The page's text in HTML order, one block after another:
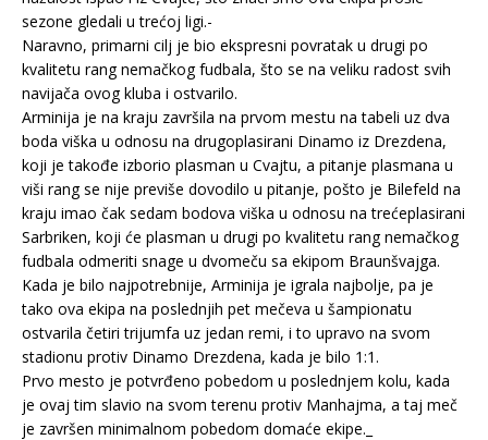
sezone gledali u trećoj ligi.-
Naravno, primarni cilj je bio ekspresni povratak u drugi po
kvalitetu rang nemačkog fudbala, što se na veliku radost svih
navijača ovog kluba i ostvarilo.
Arminija je na kraju završila na prvom mestu na tabeli uz dva
boda viška u odnosu na drugoplasirani Dinamo iz Drezdena,
koji je takođe izborio plasman u Cvajtu, a pitanje plasmana u
viši rang se nije previše dovodilo u pitanje, pošto je Bilefeld na
kraju imao čak sedam bodova viška u odnosu na trećeplasirani
Sarbriken, koji će plasman u drugi po kvalitetu rang nemačkog
fudbala odmeriti snage u dvomeču sa ekipom Braunšvajga.
Kada je bilo najpotrebnije, Arminija je igrala najbolje, pa je
tako ova ekipa na poslednjih pet mečeva u šampionatu
ostvarila četiri trijumfa uz jedan remi, i to upravo na svom
stadionu protiv Dinamo Drezdena, kada je bilo 1:1.
Prvo mesto je potvrđeno pobedom u poslednjem kolu, kada
je ovaj tim slavio na svom terenu protiv Manhajma, a taj meč
je završen minimalnom pobedom domaće ekipe._